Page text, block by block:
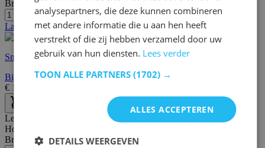
Breedte/diepte:36 cm
Laatste stuks
Snelle levering
Bijzetkast Arnhem 2 deuren - zwart/kastanje
€ 139,00
Lengte:
Hoogte:
Breedte/diepte:30 cm
analysepartners, die deze kunnen combineren
met andere informatie die u aan hen heeft
verstrekt of die zij hebben verzameld door uw
gebruik van hun diensten. Lees verder
TOON ALLE PARTNERS (1702) →
ALLES ACCEPTEREN
DETAILS WEERGEVEN